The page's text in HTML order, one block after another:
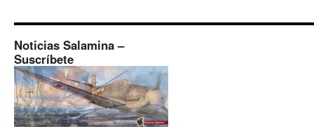
Noticias Salamina –
Suscríbete